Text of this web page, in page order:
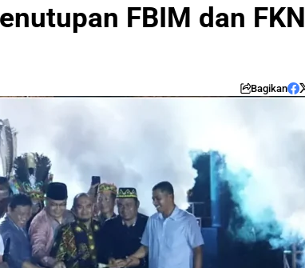
FBIM dan FKN
Bagikan